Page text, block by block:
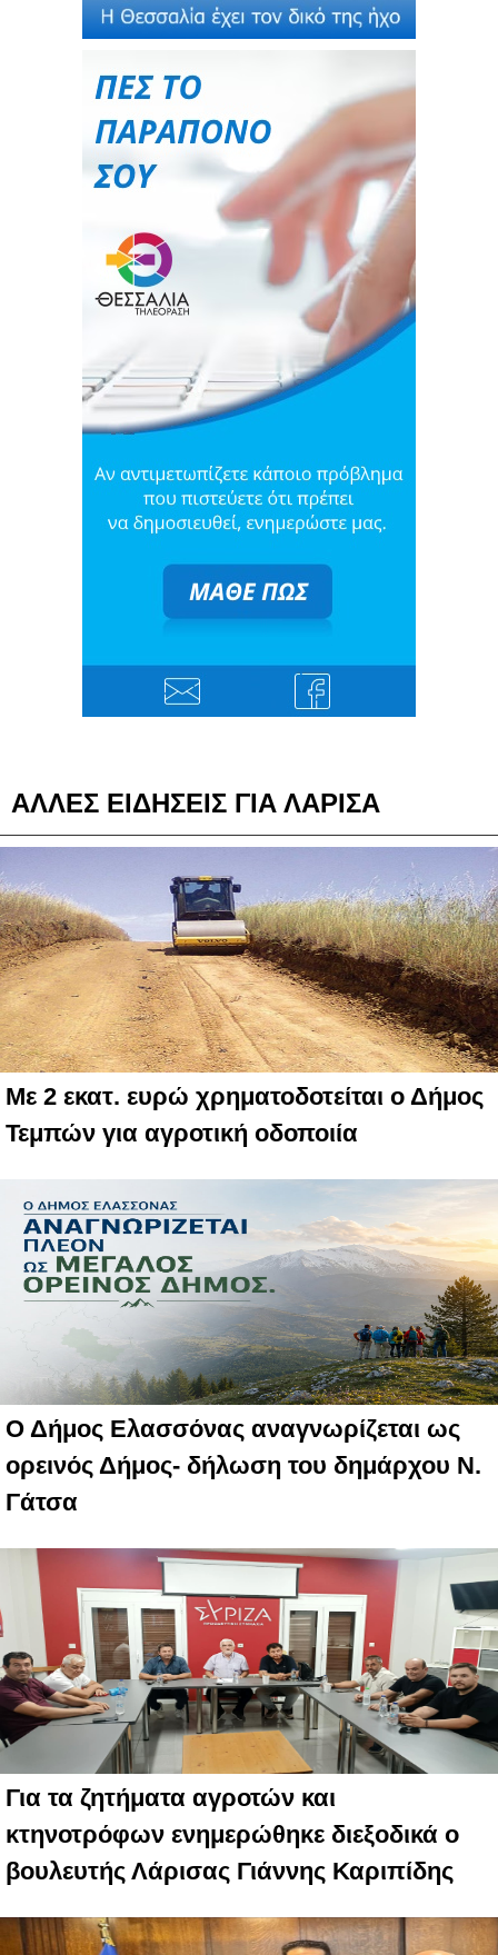
ΑΛΛΕΣ ΕΙΔΗΣΕΙΣ ΓΙΑ ΛΑΡΙΣΑ
Με 2 εκατ. ευρώ χρηματοδοτείται ο Δήμος
Τεμπών για αγροτική οδοποιία
Ο Δήμος Ελασσόνας αναγνωρίζεται ως
ορεινός Δήμος- δήλωση του δημάρχου Ν.
Γάτσα
Για τα ζητήματα αγροτών και
κτηνοτρόφων ενημερώθηκε διεξοδικά ο
βουλευτής Λάρισας Γιάννης Καριπίδης